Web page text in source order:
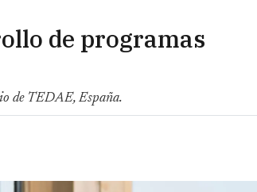
de programas
de TEDAE, España.